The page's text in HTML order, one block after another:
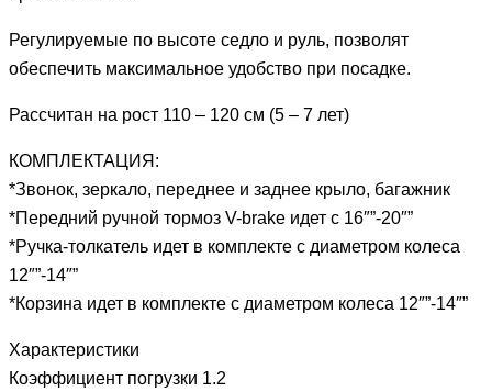
Регулируемые по высоте седло и руль, позволят
обеспечить максимальное удобство при посадке.
Рассчитан на рост 110 – 120 см (5 – 7 лет)
КОМПЛЕКТАЦИЯ:
*Звонок, зеркало, переднее и заднее крыло, багажник
*Передний ручной тормоз V-brake идет с 16″”-20″”
*Ручка-толкатель идет в комплекте с диаметром колеса
12″”-14″”
*Корзина идет в комплекте с диаметром колеса 12″”-14″”
Характеристики
Коэффициент погрузки 1.2